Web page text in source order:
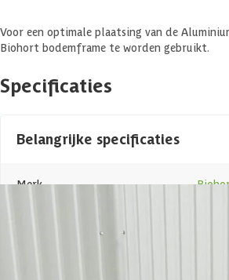
Voor een optimale plaatsing van de
Biohort bodemframe te worden gebruikt.
Specificaties
Belangrijke specificaties
Merk